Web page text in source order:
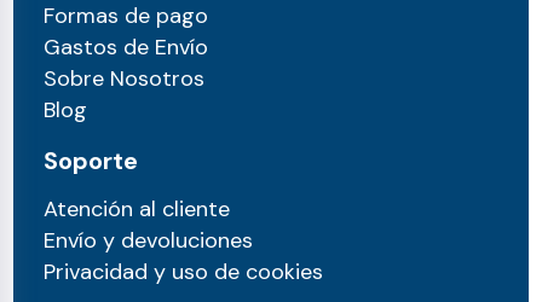
Formas de pago
Gastos de Envío
Sobre Nosotros
Blog
Soporte
Atención al cliente
Envío y devoluciones
Privacidad y uso de cookies